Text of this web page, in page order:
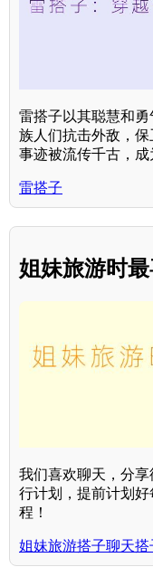
雷搭子以其聪慧和
族人们抗击外敌，
事迹被流传千古，成
雷搭子
姐妹旅游时
我们喜欢聊天，分
行计划，提前计划
程！
姐妹旅游搭子聊天搭